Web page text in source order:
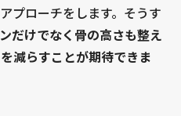
プローチをします。そうす
だけでなく骨の高さも整え
減らすことが期待できま